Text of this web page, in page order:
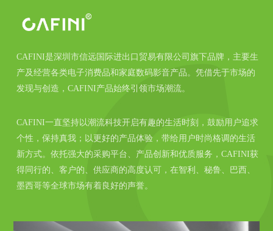
联系我们
CAFINI是深圳市信远国际进出口贸易有限公司旗下品牌，主要生
产及经营各类电子消费品和家庭数码影音产品。凭借先于市场的
发现与创造，CAFINI产品始终引领市场潮流。
CAFINI一直坚持以潮流科技开启有趣的生活时刻，鼓励用户追求
个性，保持真我；以更好的产品体验，带给用户时尚格调的生活
新方式。依托强大的采购平台、产品创新和优质服务，CAFINI获
得同行的、客户的、供应商的高度认可，在智利、秘鲁、巴西、
墨西哥等全球市场有着良好的声誉。